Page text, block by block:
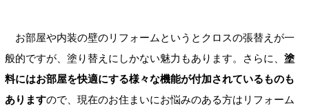
お部屋や内装の壁のリフォームというとクロスの張替えが一
般的ですが、塗り替えにしかない魅力もあります。さらに、 塗
料にはお部屋を快適にする様々な機能が付加されているものも
ありますので、現在のお住まいにお悩みのある方はリフォーム